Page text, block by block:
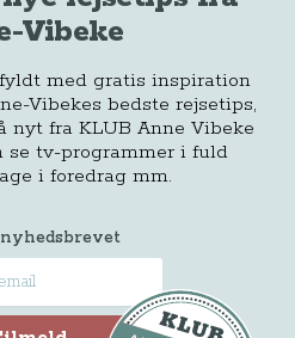
Vibeke
med gratis inspiration
Vibekes bedste rejsetips,
nyt fra KLUB Anne Vibeke
se tv-programmer i fuld
i foredrag mm.